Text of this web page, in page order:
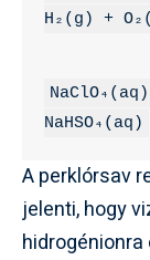
H₂(g) +
NaHSO₄(aq)
A perklórsav
jelenti, hogy
hidrogénionra